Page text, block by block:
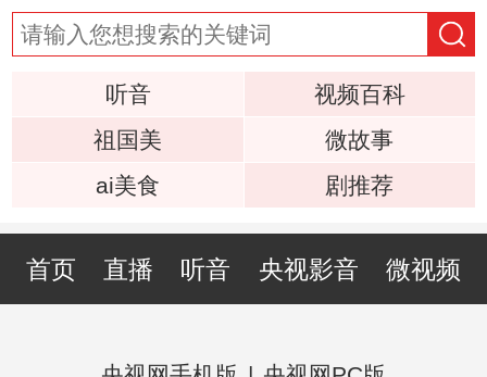
听音
视频百科
祖国美
微故事
ai美食
剧推荐
首页 直播 听音 央视影音 微视频